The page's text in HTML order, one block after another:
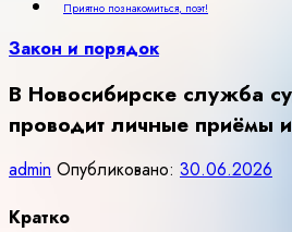
Приятно познакомиться, поэт!
Закон и порядок
В Новосибирске служба
проводит личные приёмы
admin Опубликовано: 30.06.2026
Кратко